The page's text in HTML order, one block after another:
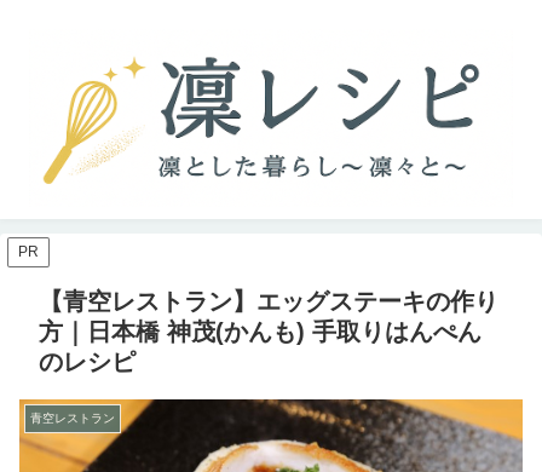
PR
【青空レストラン】エッグステーキの作り
方｜日本橋 神茂(かんも) 手取りはんぺん
のレシピ
青空レストラン